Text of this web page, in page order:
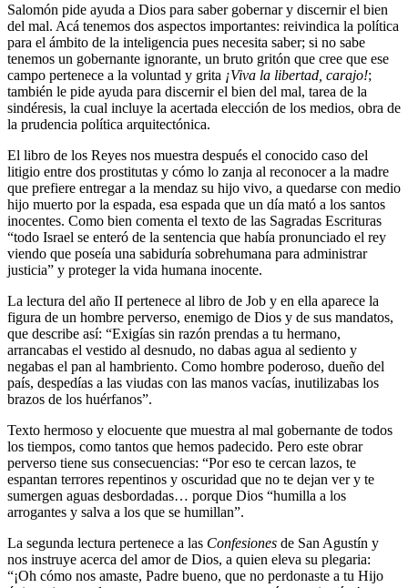
Salomón pide ayuda a Dios para saber gobernar y discernir el bien
del mal. Acá tenemos dos aspectos importantes: reivindica la política
para el ámbito de la inteligencia pues necesita saber; si no sabe
tenemos un gobernante ignorante, un bruto gritón que cree que ese
campo pertenece a la voluntad y grita ¡Viva la libertad, carajo!;
también le pide ayuda para discernir el bien del mal, tarea de la
sindéresis, la cual incluye la acertada elección de los medios, obra de
la prudencia política arquitectónica.
El libro de los Reyes nos muestra después el conocido caso del
litigio entre dos prostitutas y cómo lo zanja al reconocer a la madre
que prefiere entregar a la mendaz su hijo vivo, a quedarse con medio
hijo muerto por la espada, esa espada que un día mató a los santos
inocentes. Como bien comenta el texto de las Sagradas Escrituras
“todo Israel se enteró de la sentencia que había pronunciado el rey
viendo que poseía una sabiduría sobrehumana para administrar
justicia” y proteger la vida humana inocente.
La lectura del año II pertenece al libro de Job y en ella aparece la
figura de un hombre perverso, enemigo de Dios y de sus mandatos,
que describe así: “Exigías sin razón prendas a tu hermano,
arrancabas el vestido al desnudo, no dabas agua al sediento y
negabas el pan al hambriento. Como hombre poderoso, dueño del
país, despedías a las viudas con las manos vacías, inutilizabas los
brazos de los huérfanos”.
Texto hermoso y elocuente que muestra al mal gobernante de todos
los tiempos, como tantos que hemos padecido. Pero este obrar
perverso tiene sus consecuencias: “Por eso te cercan lazos, te
espantan terrores repentinos y oscuridad que no te dejan ver y te
sumergen aguas desbordadas… porque Dios “humilla a los
arrogantes y salva a los que se humillan”.
La segunda lectura pertenece a las Confesiones de San Agustín y
nos instruye acerca del amor de Dios, a quien eleva su plegaria:
“¡Oh cómo nos amaste, Padre bueno, que no perdonaste a tu Hijo